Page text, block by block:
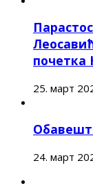
почетка
25. март
24. март